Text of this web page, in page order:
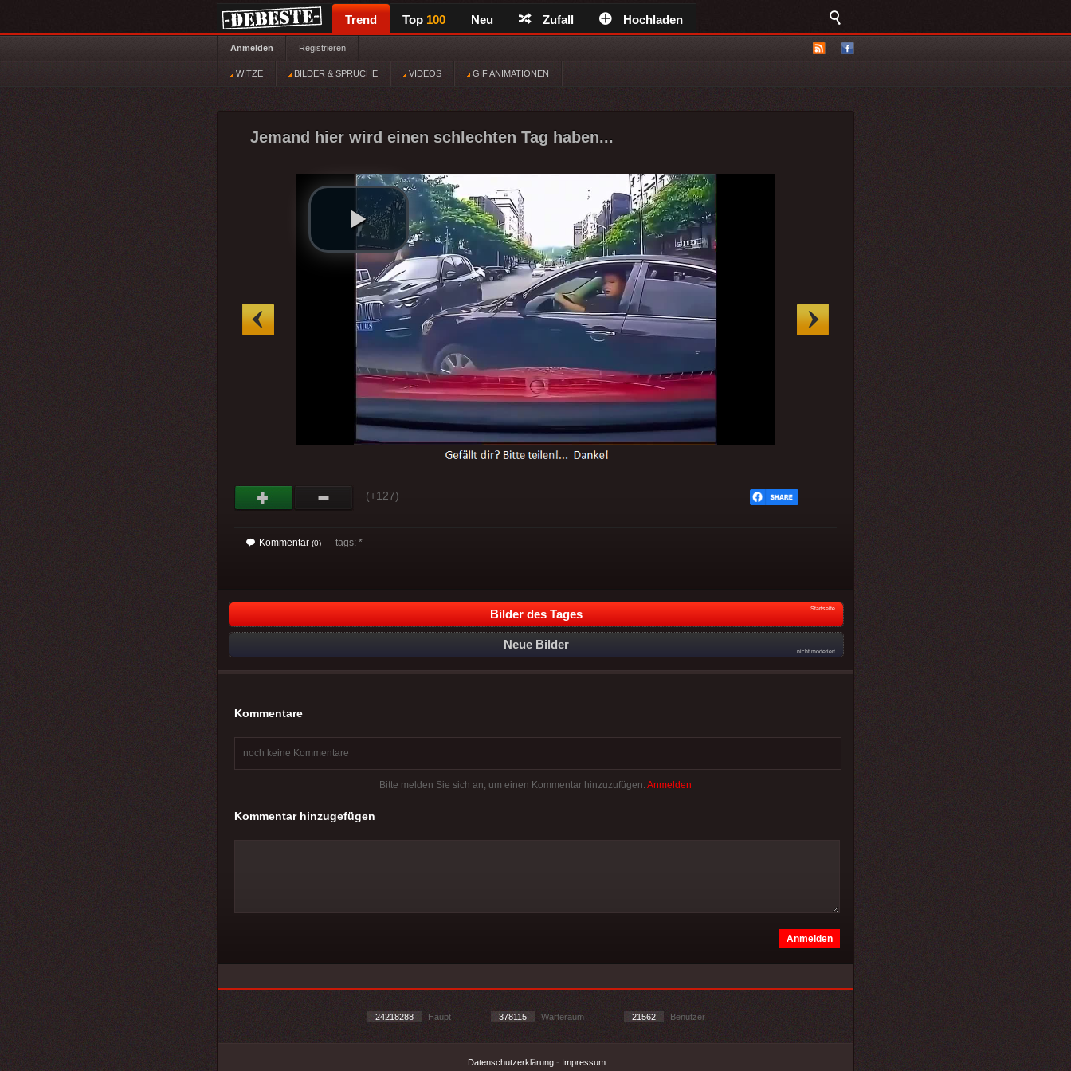
Trend Top 100 Neu Zufall Hochladen
Anmelden Registrieren
WITZE BILDER & SPRÜCHE VIDEOS GIF ANIMATIONEN
Jemand hier wird einen schlechten Tag haben...
(+127)
Kommentar (0) tags: *
Bilder des Tages Startseite
Neue Bilder
nicht moderiert
Kommentare
noch keine Kommentare
Bitte melden Sie sich an, um einen Kommentar hinzuzufügen. Anmelden
Kommentar hinzugefügen
24218288 Haupt 378115 Warteraum 21562 Benutzer
Datenschutzerklärung- Impressum